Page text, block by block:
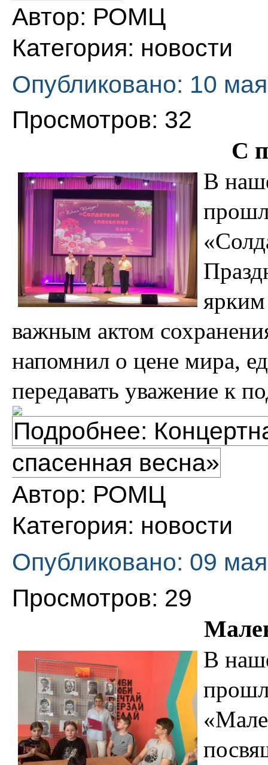
Автор: РОМЦ
Категория: новости
Опубликовано: 10
Просмотров: 32
С
В
важным актом
напомнил о цене мира,
передавать уважение к
Подробнее:
спасенная весна»
Автор: РОМЦ
Категория: новости
Опубликовано: 09
Просмотров: 29
В